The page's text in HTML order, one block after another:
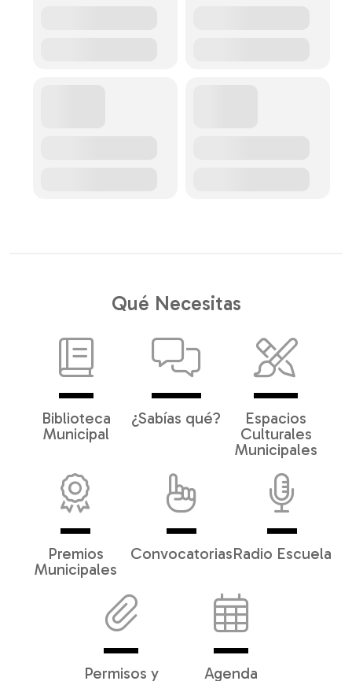
Qué Necesitas
Biblioteca
Municipal
¿Sabías qué?
Espacios
Culturales
Municipales
Premios
Municipales
ConvocatoriasRadio Escuela
Permisos y
Agenda